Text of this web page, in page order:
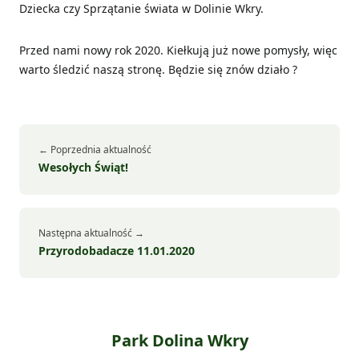
Dziecka czy Sprzątanie świata w Dolinie Wkry.
Przed nami nowy rok 2020. Kiełkują już nowe pomysły, więc
warto śledzić naszą stronę. Będzie się znów działo ?
← Poprzednia aktualność
Wesołych Świąt!
Następna aktualność →
Przyrodobadacze 11.01.2020
Park Dolina Wkry